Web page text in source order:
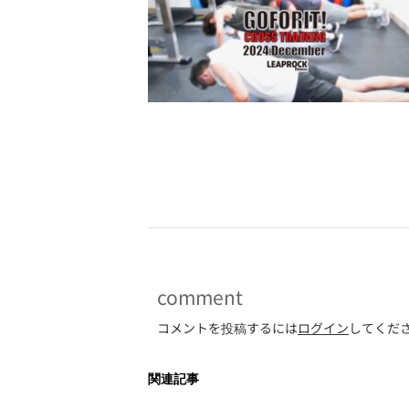
comment
コメントを投稿するにはログイン してくだ
関連記事